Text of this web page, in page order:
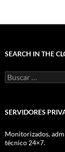
SEARCH IN THE
Buscar:
SERVIDORES
Monitorizados,
técnico 24×7.